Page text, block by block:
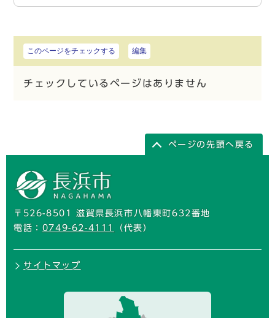
このページをチェックする 編集
チェックしているページはありません
ページの先頭へ戻る
〒526-8501 滋賀県長浜市八幡東町632番地
電話： 0749-62-4111 （代表）
サイトマップ